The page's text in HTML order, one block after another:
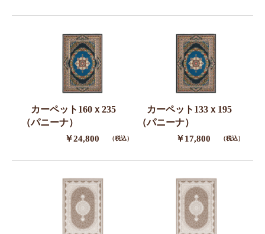
カーペット160ｘ235
（パニーナ）
￥24,800 （税込）
カーペット133ｘ195
（パニーナ）
￥17,800 （税込）